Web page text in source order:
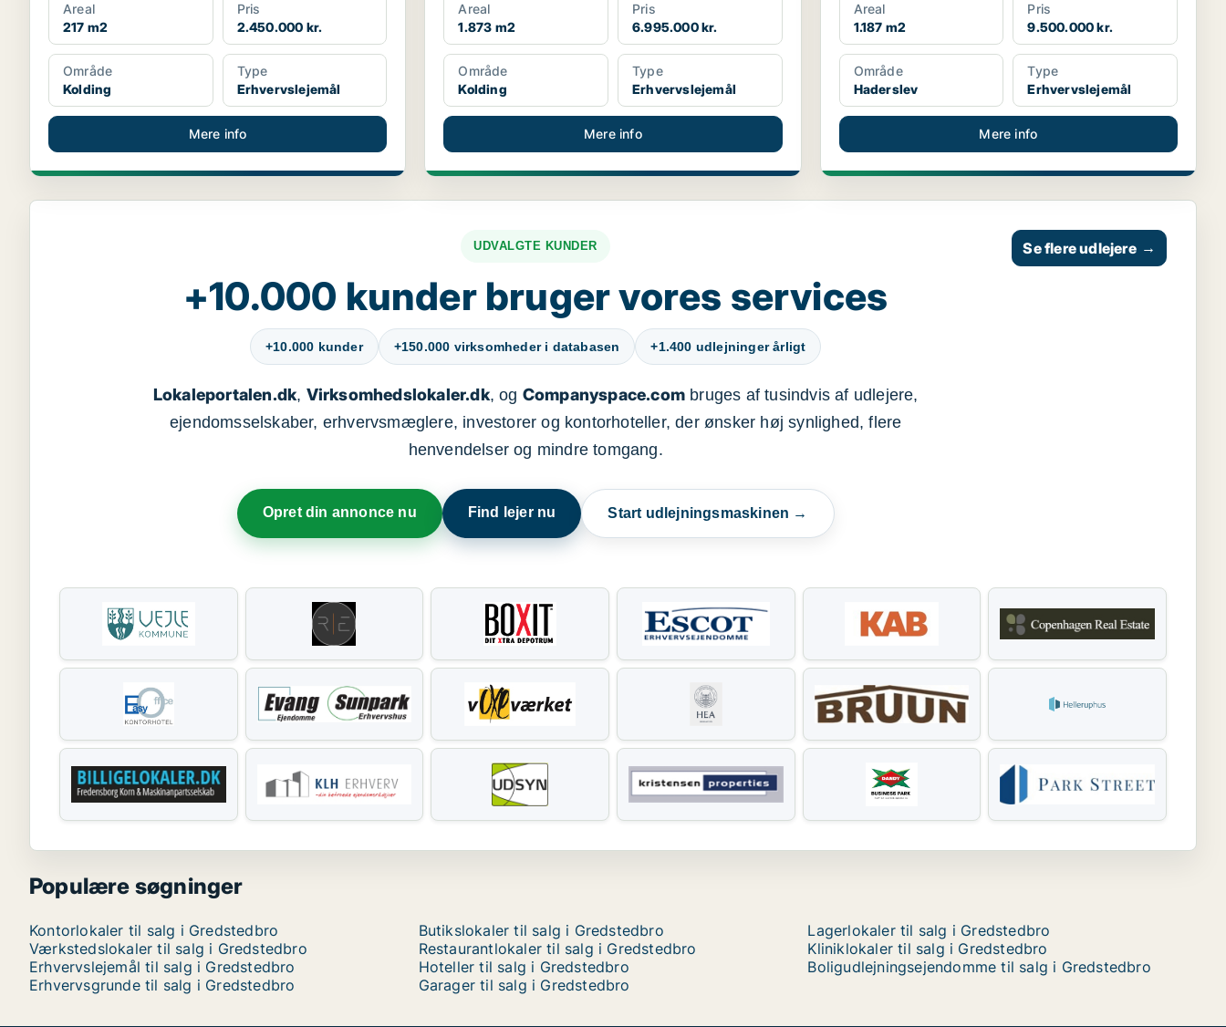
Areal
217 m2
Pris
2.450.000 kr.
Område
Kolding
Type
Erhvervslejemål
Mere info
Areal
1.873 m2
Pris
6.995.000 kr.
Område
Kolding
Type
Erhvervslejemål
Mere info
Areal
1.187 m2
Pris
9.500.000 kr.
Område
Haderslev
Type
Erhvervslejemål
Mere info
UDVALGTE KUNDER
+10.000 kunder bruger vores services
+10.000 kunder +150.000 virksomheder i databasen +1.400 udlejninger årligt
Lokaleportalen.dk, Virksomhedslokaler.dk, og Companyspace.combruges af tusindvis af udlejere,
ejendomsselskaber, erhvervsmæglere, investorer og kontorhoteller, der ønsker høj synlighed, flere
henvendelser og mindre tomgang.
Opret din annonce nu Find lejer nu Start udlejningsmaskinen →
Se flere udlejere →
Populære søgninger
Kontorlokaler til salg i Gredstedbro Butikslokaler til salg i Gredstedbro
Lagerlokaler til salg i Gredstedbro
Værkstedslokaler til salg i Gredstedbro
Restaurantlokaler til salg i Gredstedbro
Kliniklokaler til salg i Gredstedbro
Erhvervslejemål til salg i Gredstedbro
Hoteller til salg i Gredstedbro
Boligudlejningsejendomme til salg i Gredstedbro
Erhvervsgrunde til salg i Gredstedbro
Garager til salg i Gredstedbro